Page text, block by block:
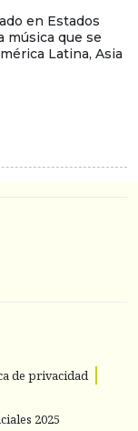
en Estados
música que se
Latina, Asia
de privacidad
2025